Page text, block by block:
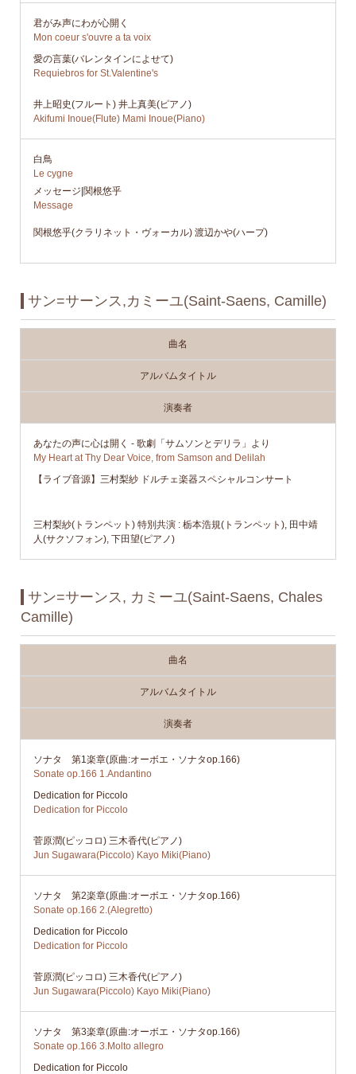
君がみ声にわが心開く
Mon coeur s'ouvre a ta voix
愛の言葉(バレンタインによせて)
Requiebros for St.Valentine's
井上昭史(フルート) 井上真美(ピアノ)
Akifumi Inoue(Flute) Mami Inoue(Piano)
白鳥
Le cygne
メッセージ|関根悠乎
Message
関根悠乎(クラリネット・ヴォーカル) 渡辺かや(ハープ)
サン=サーンス,カミーユ(Saint-Saens, Camille)
曲名
アルバムタイトル
演奏者
あなたの声に心は開く - 歌劇「サムソンとデリラ」より
My Heart at Thy Dear Voice, from Samson and Delilah
【ライブ音源】三村梨紗 ドルチェ楽器スペシャルコンサート
三村梨紗(トランペット) 特別共演 : 栃本浩規(トランペット), 田中靖
人(サクソフォン), 下田望(ピアノ)
サン=サーンス, カミーユ(Saint-Saens, Chales
Camille)
曲名
アルバムタイトル
演奏者
ソナタ 第1楽章(原曲:オーボエ・ソナタop.166)
Sonate op.166 1.Andantino
Dedication for Piccolo
Dedication for Piccolo
菅原潤(ピッコロ) 三木香代(ピアノ)
Jun Sugawara(Piccolo) Kayo Miki(Piano)
ソナタ 第2楽章(原曲:オーボエ・ソナタop.166)
Sonate op.166 2.(Alegretto)
Dedication for Piccolo
Dedication for Piccolo
菅原潤(ピッコロ) 三木香代(ピアノ)
Jun Sugawara(Piccolo) Kayo Miki(Piano)
ソナタ 第3楽章(原曲:オーボエ・ソナタop.166)
Sonate op.166 3.Molto allegro
Dedication for Piccolo